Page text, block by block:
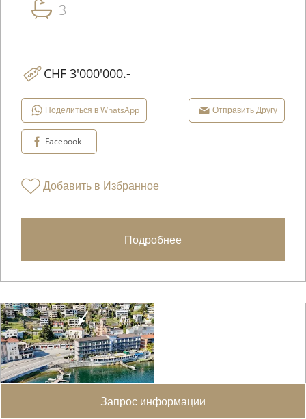
3
CHF 3'000'000.-
Поделиться в WhatsApp Отправить Другу
Facebook
Добавить в Избранное
Подробнее
Запрос информации